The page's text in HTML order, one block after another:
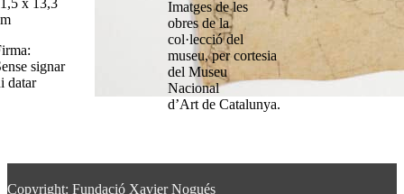
x 13,3
signar
datar
Imatges de les
obres de la
col·lecció del
museu, per cortesia
del Museu
Nacional
d’Art de Catalunya.
Copyright: Fundació Xavier Nogués